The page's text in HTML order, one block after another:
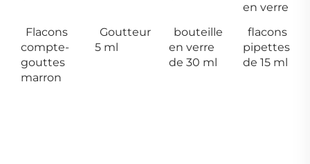
en verre
Flacons
compte-
gouttes
marron
Goutteur
5 ml
bouteille
en verre
de 30 ml
flacons
pipettes
de 15 ml